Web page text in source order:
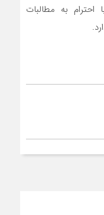
به مطالبات